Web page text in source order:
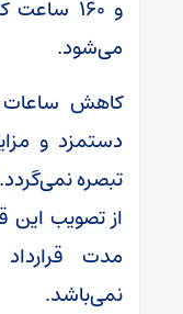
و ۱۶۰
می‌شود.
کاهش
دستمزد و
تبصره
از تصویب این
مدت
نمی‌باشد.